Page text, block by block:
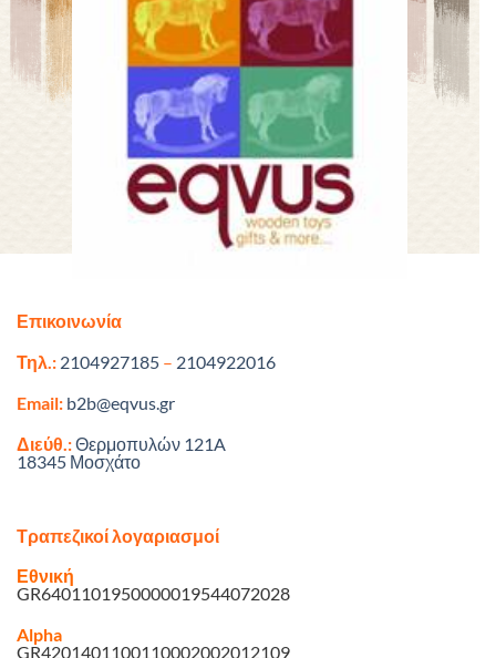
Επικοινωνία
Τηλ.: 2104927185 – 2104922016
Email: b2b@eqvus.gr
Διεύθ.:Θερμοπυλών 121A
18345 Μοσχάτο
Τραπεζικοί λογαριασμοί
Εθνική
GR6401101950000019544072028
Alpha
GR4201401100110002002012109